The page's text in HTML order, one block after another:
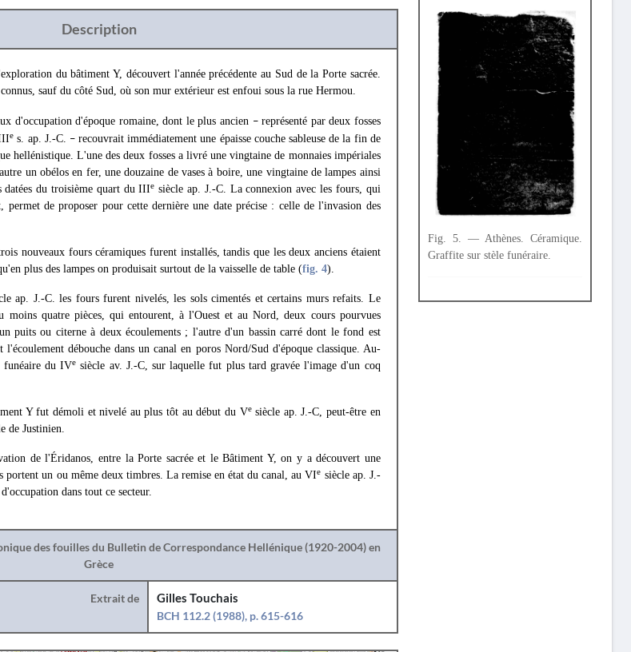
Description
du bâtiment Y, découvert l'année précédente au Sud de la Porte sacrée.
sauf du côté Sud, où son mur extérieur est enfoui sous la rue Hermou.
d'occupation d'époque romaine, dont le plus ancien –représenté par deux fosses
e s. ap. J.-C. –recouvrait immédiatement une épaisse couche sableuse de la fin de
hellénistique. L'une des deux fosses a livré une vingtaine de monnaies impériales
un obélos en fer, une douzaine de vases à boire, une vingtaine de lampes ainsi
datées du troisième quart du IIIe siècle ap. J.-C. La connexion avec les fours, qui
permet de proposer pour cette dernière une date précise : celle de l'invasion des
nouveaux fours céramiques furent installés, tandis que les deux anciens étaient
plus des lampes on produisait surtout de la vaisselle de table (fig. 4).
ap. J.-C. les fours furent nivelés, les sols cimentés et certains murs refaits. Le
moins quatre pièces, qui entourent, à l'Ouest et au Nord, deux cours pourvues
puits ou citerne à deux écoulements ; l'autre d'un bassin carré dont le fond est
débouche dans un canal en poros Nord/Sud d'époque classique. Au-
funéaire du IVe siècle av. J.-C, sur laquelle fut plus tard gravée l'image d'un coq
Y fut démoli et nivelé au plus tôt au début du Vesiècle ap. J.-C, peut-être en
de Justinien.
de l'Éridanos, entre la Porte sacrée et le Bâtiment Y, on y a découvert une
portent un ou même deux timbres. La remise en état du canal, au VIe siècle ap. J.-
dans tout ce secteur.
des fouilles du Bulletin de Correspondance Hellénique (1920-2004) en
Grèce
Extrait de
Gilles Touchais
BCH 112.2 (1988), p. 615-616
Fig. 5. — Athènes. Céramique.
Graffite sur stèle funéraire.